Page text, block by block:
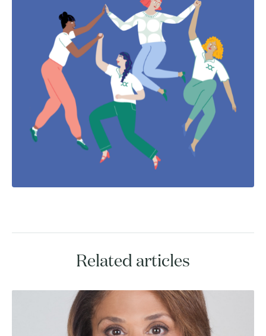
Related articles